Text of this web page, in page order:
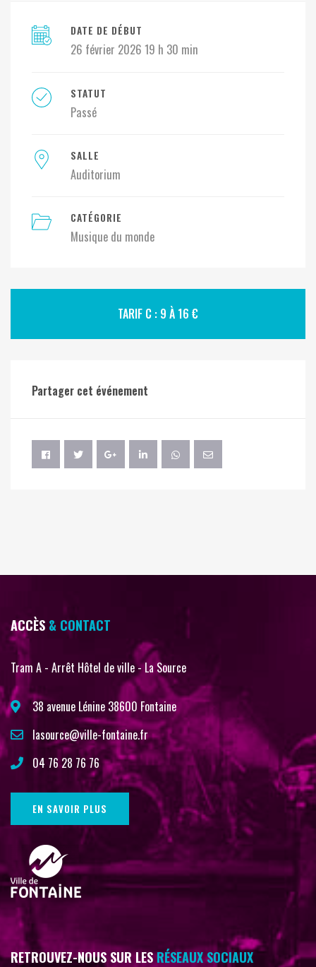
DATE DE DÉBUT
26 février 2026 19 h 30 min
STATUT
Passé
SALLE
Auditorium
CATÉGORIE
Musique du monde
TARIF C : 9 À 16 €
Partager cet événement
ACCÈS & CONTACT
Tram A - Arrêt Hôtel de ville - La Source
38 avenue Lénine 38600 Fontaine
lasource@ville-fontaine.fr
04 76 28 76 76
EN SAVOIR PLUS
RETROUVEZ-NOUS SUR LESRÉSEAUX SOCIAUX